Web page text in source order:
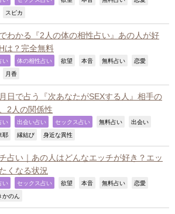
スピカ
わかる『2人の体の相性占い』あの人が好
は？完全無料
い 体の相性占い 欲望 本音 無料占い 恋愛
月香
日で占う『次あなたがSEXする人』相手の
2人の関係性
い 出会い占い セックス占い 無料占い 出会い
耶 縁結び 身近な異性
占い｜あの人はどんなエッチが好き？エッ
くなる状況
い セックス占い 欲望 本音 無料占い 恋愛
かのん